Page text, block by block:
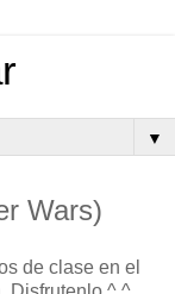
▼
Wars)
de clase en el